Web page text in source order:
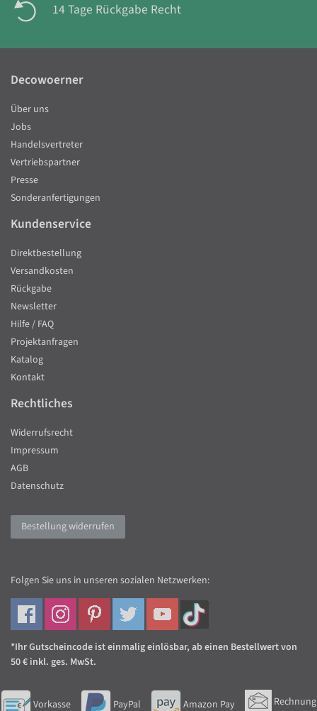
14 Tage Rückgabe Recht
Decowoerner
Über uns
Jobs
Handelsvertreter
Vertriebspartner
Presse
Sonderanfertigungen
Kundenservice
Direktbestellung
Versandkosten
Rückgabe
Newsletter
Hilfe / FAQ
Projektanfragen
Katalog
Kontakt
Rechtliches
Widerrufsrecht
Impressum
AGB
Datenschutz
Bestellung widerrufen
Folgen Sie uns in unseren sozialen Netzwerken:
*Ihr Gutscheincode ist einmalig einlösbar, ab einen Bestellwert von
50 € inkl. ges. MwSt.
Vorkasse PayPal Amazon Pay Rechnung